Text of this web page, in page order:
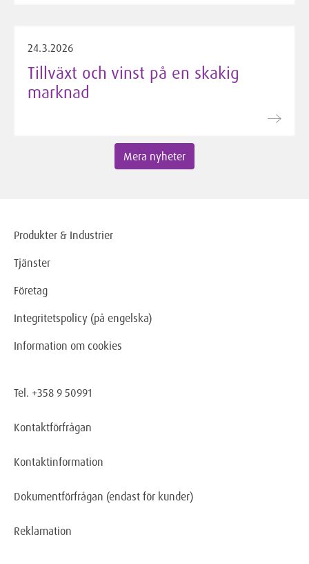
24.3.2026
Tillväxt och vinst på en skakig
marknad
Mera nyheter
Produkter & Industrier
Tjänster
Företag
Integritetspolicy (på engelska)
Information om cookies
Tel. +358 9 50991
Kontaktförfrågan
Kontaktinformation
Dokumentförfrågan (endast för kunder)
Reklamation